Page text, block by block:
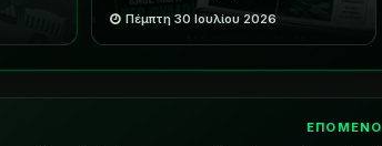
Πέμπτη 30 Ιουλίου 2026
ΕΠΟΜΕΝΟ